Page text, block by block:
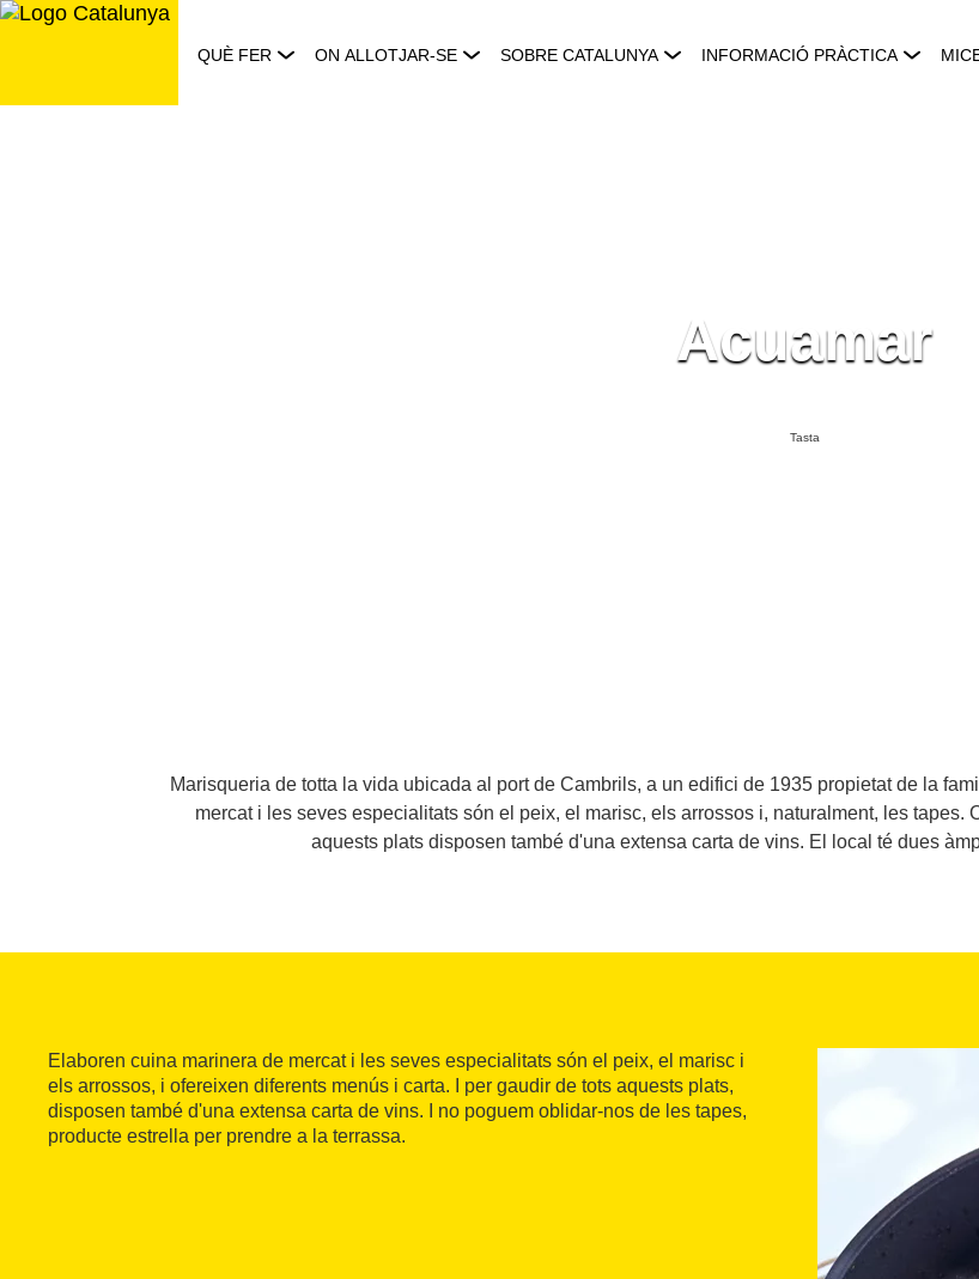
Saltar
QUÈ FER ON ALLOTJAR-SE SOBRE CATALUNYA INFORMACIÓ PRÀCTICA
Acuamar
Tasta
Marisqueria de totta la vida ubicada al port de Cambrils, a un edifici de 1935 propietat de la
mercat i les seves especialitats són el peix, el marisc, els arrossos i, naturalment, les tapes.
aquests plats disposen també d'una extensa carta de vins. El local té dues
Elaboren cuina marinera de mercat i les seves especialitats són el peix, el marisc i
els arrossos, i ofereixen diferents menús i carta. I per gaudir de tots aquests plats,
disposen també d'una extensa carta de vins. I no poguem oblidar-nos de les tapes,
producte estrella per prendre a la terrassa.